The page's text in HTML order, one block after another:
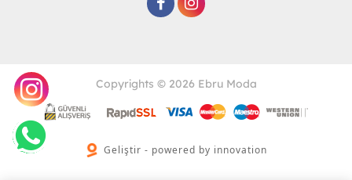
Copyrights © 2026 Ebru Moda
Geliştir - powered by innovation